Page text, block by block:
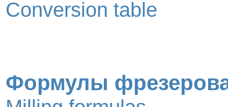
Conversion table
Формулы